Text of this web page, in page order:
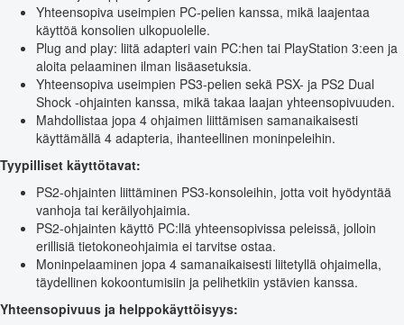
Yhteensopiva useimpien PC-pelien kanssa, mikä laajentaa
käyttöä konsolien ulkopuolelle.
Plug and play: liitä adapteri vain PC:hen tai PlayStation 3:een ja
aloita pelaaminen ilman lisäasetuksia.
Yhteensopiva useimpien PS3-pelien sekä PSX- ja PS2 Dual
Shock -ohjainten kanssa, mikä takaa laajan yhteensopivuuden.
Mahdollistaa jopa 4 ohjaimen liittämisen samanaikaisesti
käyttämällä 4 adapteria, ihanteellinen moninpeleihin.
Tyypilliset käyttötavat:
PS2-ohjainten liittäminen PS3-konsoleihin, jotta voit hyödyntää
vanhoja tai keräilyohjaimia.
PS2-ohjainten käyttö PC:llä yhteensopivissa peleissä, jolloin
erillisiä tietokoneohjaimia ei tarvitse ostaa.
Moninpelaaminen jopa 4 samanaikaisesti liitetyllä ohjaimella,
täydellinen kokoontumisiin ja pelihetkiin ystävien kanssa.
Yhteensopivuus ja helppokäyttöisyys: